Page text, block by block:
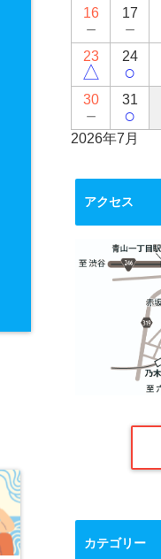
16
－
17
－
23
△
24
○
30
－
31
○
2026年7月
アクセス
カテゴリー